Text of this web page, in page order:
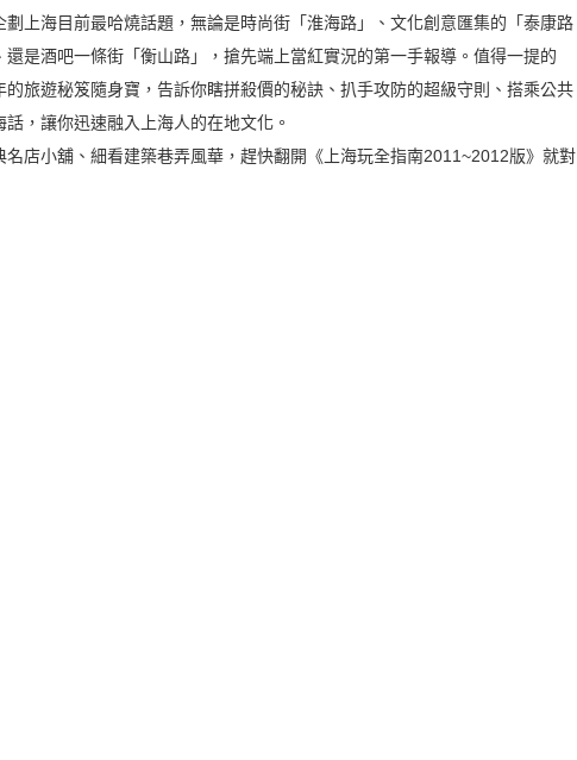
上海目前最哈燒話題，無論是時尚街「淮海路」、文化創意匯集的「泰康路
是酒吧一條街「衡山路」，搶先端上當紅實況的第一手報導。值得一提的
旅遊秘笈隨身寶，告訴你瞎拼殺價的秘訣、扒手攻防的超級守則、搭乘公共
，讓你迅速融入上海人的在地文化。
店小舖、細看建築巷弄風華，趕快翻開《上海玩全指南2011~2012版》就對